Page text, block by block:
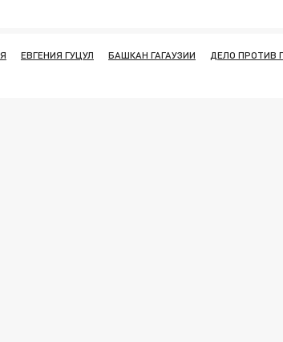
ЕВГЕНИЯ ГУЦУЛ БАШКАН ГАГАУЗИИ ДЕЛО ПРОТИВ